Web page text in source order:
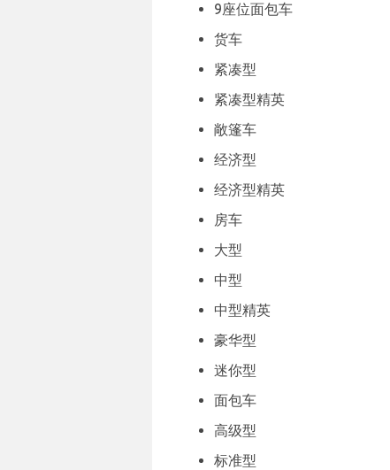
9座位面包车
货车
紧凑型
紧凑型精英
敞篷车
经济型
经济型精英
房车
大型
中型
中型精英
豪华型
迷你型
面包车
高级型
标准型